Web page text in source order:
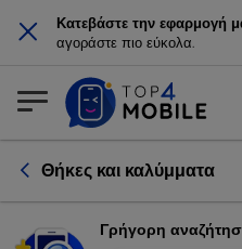
× Κατεβάστε την εφαρμογή
αγοράστε πιο εύκολα.
Θήκες και καλύμματα
Γρήγορη